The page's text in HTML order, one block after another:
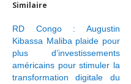
Similaire
RD Congo : Augustin
Kibassa Maliba plaide pour
plus d’investissements
américains pour stimuler la
transformation digitale du